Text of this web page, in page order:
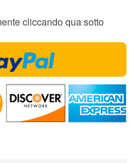
cliccando qua sotto